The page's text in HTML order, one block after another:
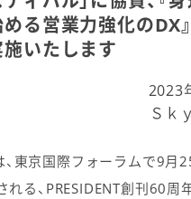
る営業力強化のDX
いたします
2023
Ｓｋ
東京国際フォーラムで9月25
れる、PRESIDENT創刊60周